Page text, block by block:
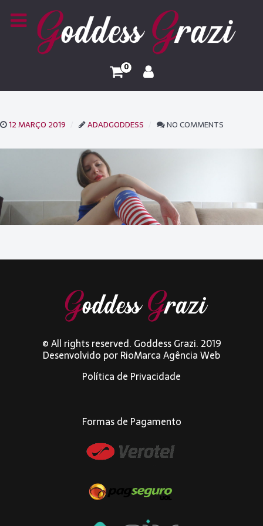
0
12 MARÇO 2019 ADADGODDESS NO COMMENTS
© All rights reserved. Goddess Grazi. 2019
Desenvolvido porRioMarca Agência Web
Política de Privacidade
Formas de Pagamento